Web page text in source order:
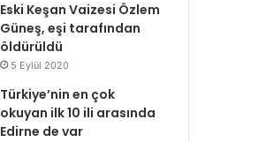
Eski Keşan Vaizesi Özlem
Güneş, eşi tarafından
öldürüldü
5 Eylül 2020
Türkiye’nin en çok
okuyan ilk 10 ili arasında
Edirne de var